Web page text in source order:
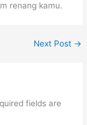
renang kamu.
Next Post →
fields are